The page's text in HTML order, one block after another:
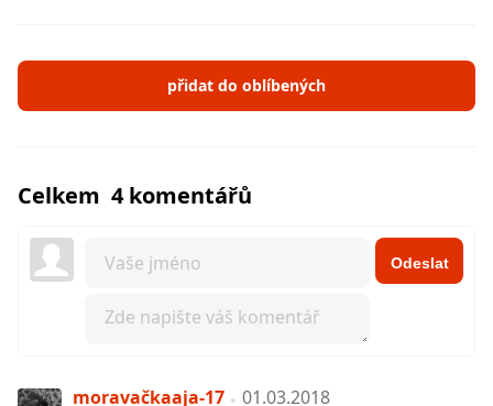
přidat do oblíbených
Celkem 4 komentářů
Odeslat
moravačkaaja-17 01.03.2018